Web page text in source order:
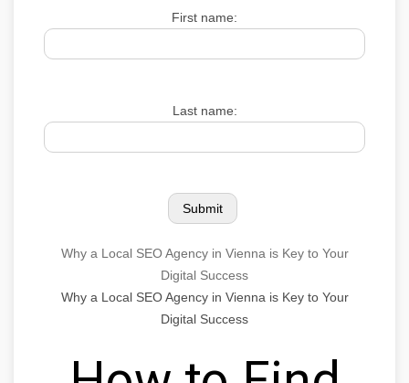
First name:
Last name:
Why a Local SEO Agency in Vienna is Key to Your
Digital Success
Why a Local SEO Agency in Vienna is Key to Your
Digital Success